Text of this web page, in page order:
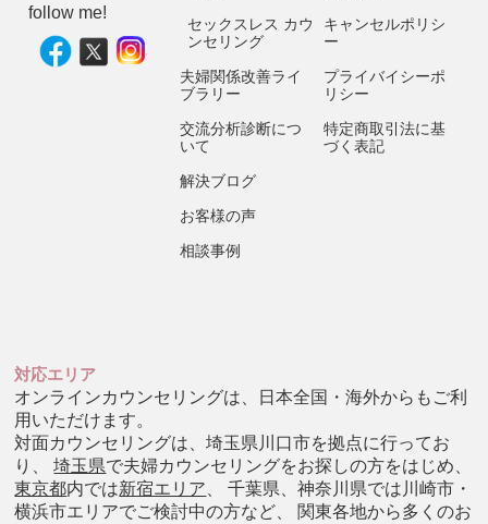
follow me!
セックスレス カウ
ンセリング
夫婦関係改善ライ
ブラリー
交流分析診断につ
いて
解決ブログ
お客様の声
相談事例
キャンセルポリシ
ー
プライバイシーポ
リシー
特定商取引法に基
づく表記
対応エリア
オンラインカウンセリングは、日本全国・海外からもご利
用いただけます。
対面カウンセリングは、埼玉県川口市を拠点に行ってお
り、埼玉県で夫婦カウンセリングをお探しの方をはじめ、
東京都内では新宿エリア 、 千葉県、神奈川県では川崎市・
横浜市エリアでご検討中の方など、 関東各地から多くのお